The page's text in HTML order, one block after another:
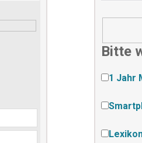
Bitte
1 Jahr